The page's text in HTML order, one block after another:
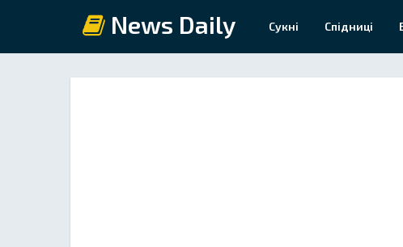
News Daily Сукні Спідниці